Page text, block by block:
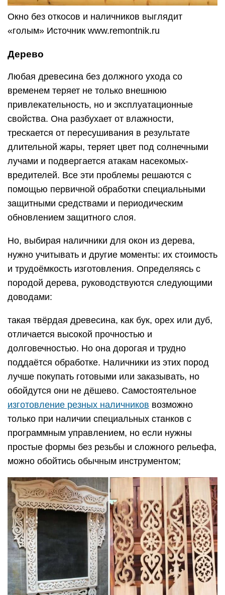
Окно без откосов и наличников выглядит
«голым» Источник www.remontnik.ru
Дерево
Любая древесина без должного ухода со
временем теряет не только внешнюю
привлекательность, но и эксплуатационные
свойства. Она разбухает от влажности,
трескается от пересушивания в результате
длительной жары, теряет цвет под солнечными
лучами и подвергается атакам насекомых-
вредителей. Все эти проблемы решаются с
помощью первичной обработки специальными
защитными средствами и периодическим
обновлением защитного слоя.
Но, выбирая наличники для окон из дерева,
нужно учитывать и другие моменты: их стоимость
и трудоёмкость изготовления. Определяясь с
породой дерева, руководствуются следующими
доводами:
такая твёрдая древесина, как бук, орех или дуб,
отличается высокой прочностью и
долговечностью. Но она дорогая и трудно
поддаётся обработке. Наличники из этих пород
лучше покупать готовыми или заказывать, но
обойдутся они не дёшево. Самостоятельное
изготовление резных наличников возможно
только при наличии специальных станков с
программным управлением, но если нужны
простые формы без резьбы и сложного рельефа,
можно обойтись обычным инструментом;